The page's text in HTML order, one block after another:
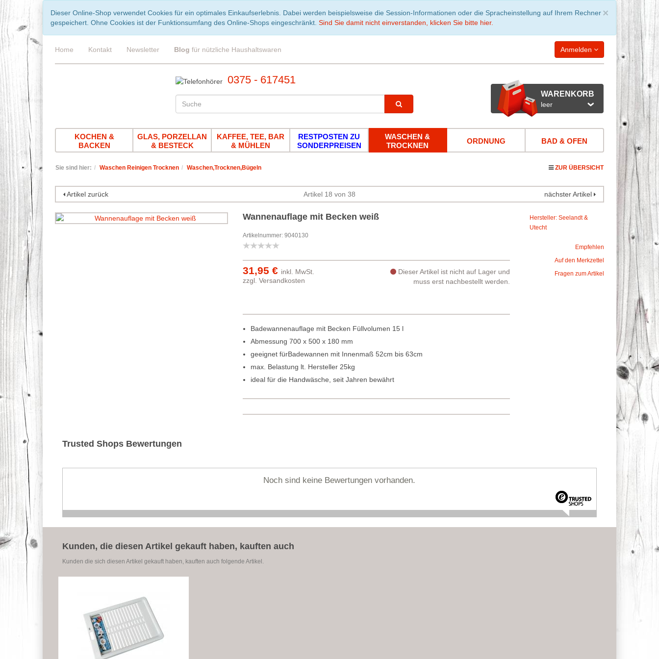
× Schließen
Dieser Online-Shop verwendet Cookies für ein optimales Einkaufserlebnis. Dabei werden beispielsweise die Session-Informationen oder die Spracheinstellung auf Ihrem Rechner
gespeichert. Ohne Cookies ist der Funktionsumfang des Online-Shops eingeschränkt. Sind Sie damit nicht einverstanden, klicken Sie bitte hier.
Home Kontakt Newsletter Blog für nützliche Haushaltswaren Anmelden
WARENKORB
leer
0375 - 617451
KOCHEN &
BACKEN
GLAS, PORZELLAN
& BESTECK
KAFFEE, TEE, BAR
& MÜHLEN
RESTPOSTEN ZU
SONDERPREISEN
WASCHEN &
TROCKNEN
ORDNUNG BAD & OFEN
Sie sind hier: Waschen Reinigen Trocknen Waschen,Trocknen,Bügeln ZUR ÜBERSICHT
Artikel zurück Artikel 18 von 38 nächster Artikel
Wannenauflage mit Becken weiß
Artikelnummer: 9040130
31,95 € inkl. MwSt.
zzgl.Versandkosten
Dieser Artikel ist nicht auf Lager und
muss erst nachbestellt werden.
Badewannenauflage mit Becken Füllvolumen 15 l
Abmessung 700 x 500 x 180 mm
geeignet fürBadewannen mit Innenmaß 52cm bis 63cm
max. Belastung lt. Hersteller 25kg
ideal für die Handwäsche, seit Jahren bewährt
Hersteller: Seelandt &
Utecht
Empfehlen
Auf den Merkzettel
Fragen zum Artikel
Trusted Shops Bewertungen
Noch sind keine Bewertungen vorhanden.
Kunden, die diesen Artikel gekauft haben, kauften auch
Kunden die sich diesen Artikel gekauft haben, kauften auch folgende Artikel.